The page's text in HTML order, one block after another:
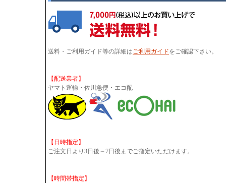
送料・ご利用ガイド等の詳細はご利用ガイドをご確認下さい。
【配送業者】
ヤマト運輸・佐川急便・エコ配
【日時指定】
ご注文日より3日後～7日後までご指定いただけます。
【時間帯指定】